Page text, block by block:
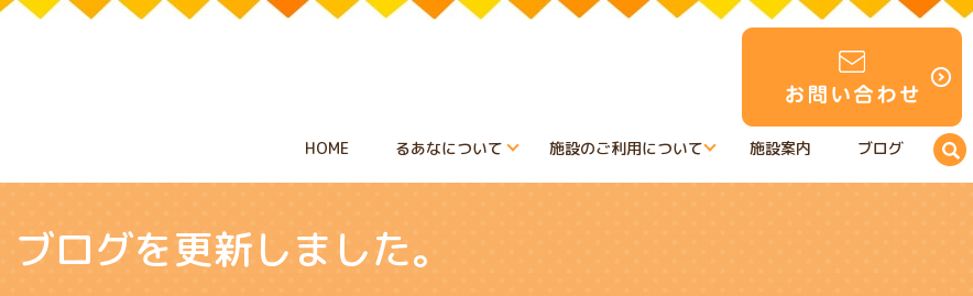
HOME るあなについて 施設のご利用について 施設案内 ブログ
ブログを更新しました。